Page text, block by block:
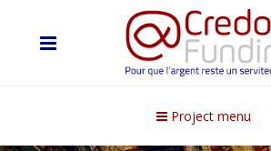
Project menu